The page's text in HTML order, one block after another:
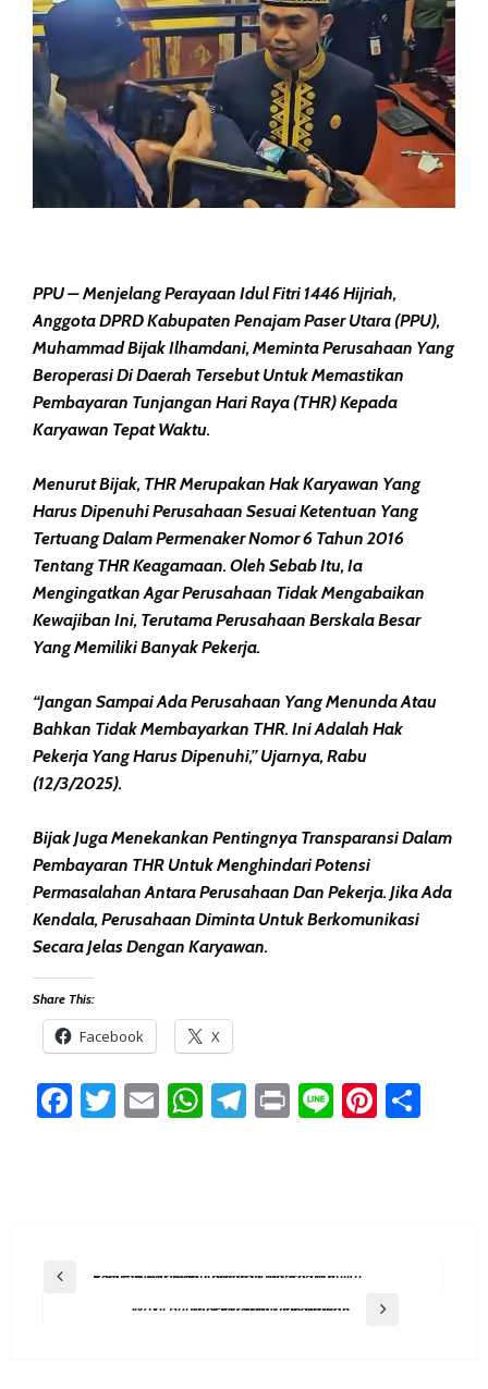
PPU – Menjelang Perayaan Idul Fitri 1446 Hijriah,
Anggota DPRD Kabupaten Penajam Paser Utara (PPU),
Muhammad Bijak Ilhamdani, Meminta Perusahaan Yang
Beroperasi Di Daerah Tersebut Untuk Memastikan
Pembayaran Tunjangan Hari Raya (THR) Kepada
Karyawan Tepat Waktu.
Menurut Bijak, THR Merupakan Hak Karyawan Yang
Harus Dipenuhi Perusahaan Sesuai Ketentuan Yang
Tertuang Dalam Permenaker Nomor 6 Tahun 2016
Tentang THR Keagamaan. Oleh Sebab Itu, Ia
Mengingatkan Agar Perusahaan Tidak Mengabaikan
Kewajiban Ini, Terutama Perusahaan Berskala Besar
Yang Memiliki Banyak Pekerja.
“Jangan Sampai Ada Perusahaan Yang Menunda Atau
Bahkan Tidak Membayarkan THR. Ini Adalah Hak
Pekerja Yang Harus Dipenuhi,” Ujarnya, Rabu
(12/3/2025).
Bijak Juga Menekankan Pentingnya Transparansi Dalam
Pembayaran THR Untuk Menghindari Potensi
Permasalahan Antara Perusahaan Dan Pekerja. Jika Ada
Kendala, Perusahaan Diminta Untuk Berkomunikasi
Secara Jelas Dengan Karyawan.
Share This:
Facebook X
Facebook
Twitter
EmailWhatsApp
Telegram
PrintLine
Post
Navigation
Previous Post
PSU Pilkada Kukar Butuh Dana Rp 78 Miliar, Pemkab Pastikan Anggaran Transparan
Wakil Bupati PPU Minta Pelayanan Masyarakat Ditingkatkan